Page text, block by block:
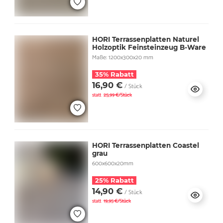
HORI Terrassenplatten Naturel
Holzoptik Feinsteinzeug B-Ware
Maße: 1200x300x20 mm
35% Rabatt
16,90 € / Stück
statt 25,99 €/Stück
HORI Terrassenplatten Coastel
grau
600x600x20mm
25% Rabatt
14,90 € / Stück
statt 19,95 €/Stück